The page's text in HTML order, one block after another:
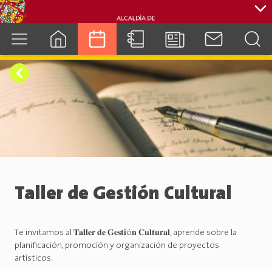
cuenca.gob.ec
Taller de Gestión Cultural
Te invitamos al 𝐓𝐚𝐥𝐥𝐞𝐫 𝐝𝐞 𝐆𝐞𝐬𝐭𝐢ó𝐧 𝐂𝐮𝐥𝐭𝐮𝐫𝐚𝐥, aprende sobre la
planificación, promoción y organización de proyectos
artísticos.